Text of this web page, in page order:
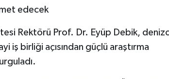
edecek
Rektörü Prof. Dr. Eyüp Debik,
iş birliği açısından güçlü araştırma